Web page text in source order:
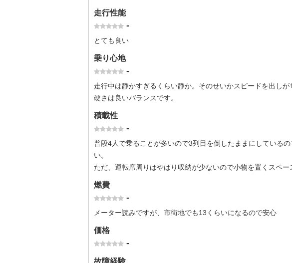
走行性能
-
とても良い
乗り心地
-
走行中は静かすぎるくらい静か。そのせいかスピードを出しが
硬さは良いバランスです。
積載性
-
普段4人で乗ることが多いので3列目を倒したままにしている
い。
ただ、運転席周りはやはり収納が少ないので小物を置くスペー
燃費
-
メーター読みですが、市街地でも13くらいになるので安心
価格
-
故障経験